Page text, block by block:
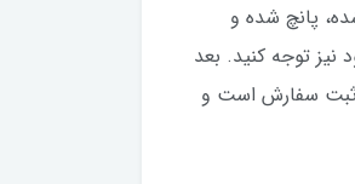
۳ متر است که به صورت دوخت شده، پانچ شده و
توجه کنید. بعد
و ارسال پرده و ست روتختی ها و فرشینه ۱۲ روز کاری بعد از ثبت سفارش است و